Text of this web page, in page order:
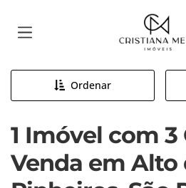
Página
Ordenar
1 Imóvel com 3
Venda em Alto